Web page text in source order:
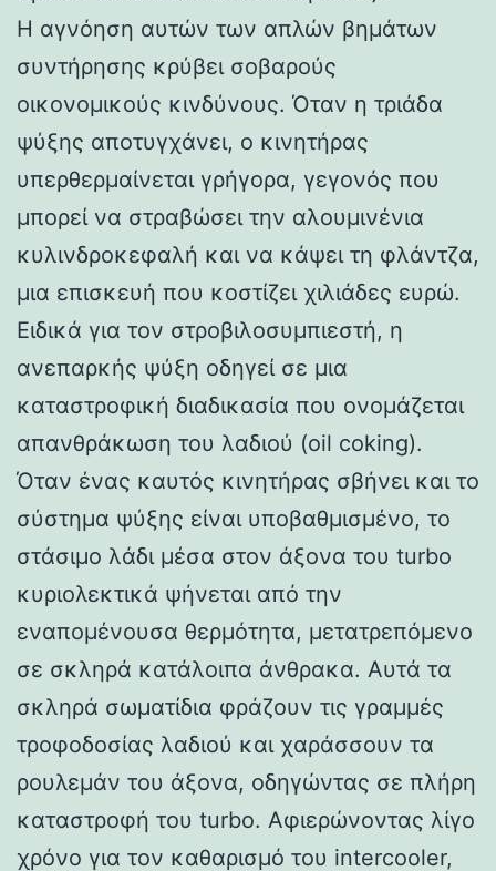
Η αγνόηση αυτών των απλών βημάτων
συντήρησης κρύβει σοβαρούς
οικονομικούς κινδύνους. Όταν η τριάδα
ψύξης αποτυγχάνει, ο κινητήρας
υπερθερμαίνεται γρήγορα, γεγονός που
μπορεί να στραβώσει την αλουμινένια
κυλινδροκεφαλή και να κάψει τη φλάντζα,
μια επισκευή που κοστίζει χιλιάδες ευρώ.
Ειδικά για τον στροβιλοσυμπιεστή, η
ανεπαρκής ψύξη οδηγεί σε μια
καταστροφική διαδικασία που ονομάζεται
απανθράκωση του λαδιού (oil coking).
Όταν ένας καυτός κινητήρας σβήνει και το
σύστημα ψύξης είναι υποβαθμισμένο, το
στάσιμο λάδι μέσα στον άξονα του turbo
κυριολεκτικά ψήνεται από την
εναπομένουσα θερμότητα, μετατρεπόμενο
σε σκληρά κατάλοιπα άνθρακα. Αυτά τα
σκληρά σωματίδια φράζουν τις γραμμές
τροφοδοσίας λαδιού και χαράσσουν τα
ρουλεμάν του άξονα, οδηγώντας σε πλήρη
καταστροφή του turbo. Αφιερώνοντας λίγο
χρόνο για τον καθαρισμό του intercooler,